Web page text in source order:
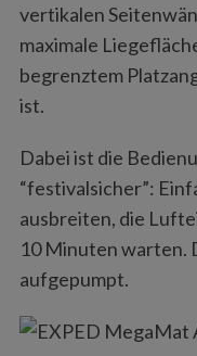
vertikalen
maximale
begrenztem
ist.
Dabei ist die
“festivalsicher”:
ausbreiten, die
10 Minuten warten.
aufgepumpt.